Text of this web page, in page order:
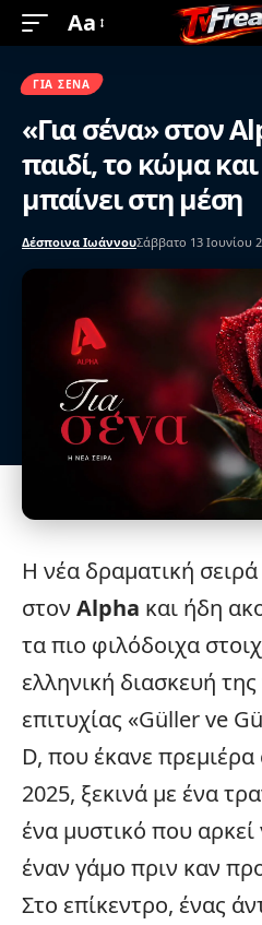
Aa
ΓΙΑ ΣΈΝΑ
«Για σένα» στον
παιδί, το κώμα
μπαίνει στη μέση
Δέσποινα ΙωάννουΣάββατο 13 Ιουνίου
Η νέα δραματική σειρά
στον Alpha και ήδη
τα πιο φιλόδοιχα
ελληνική διασκευή
επιτυχίας «Güller ve
D, που έκανε πρεμιέρα
2025, ξεκινά με ένα
ένα μυστικό που αρκεί
έναν γάμο πριν καν
Στο επίκεντρο, ένας